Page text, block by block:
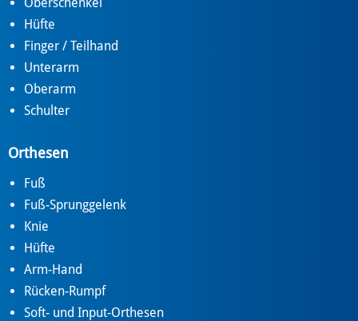
Hüfte
Finger / Teilhand
Unterarm
Oberarm
Schulter
Orthesen
Fuß
Fuß-Sprunggelenk
Knie
Hüfte
Arm-Hand
Rücken-Rumpf
Soft- und Input-Orthesen